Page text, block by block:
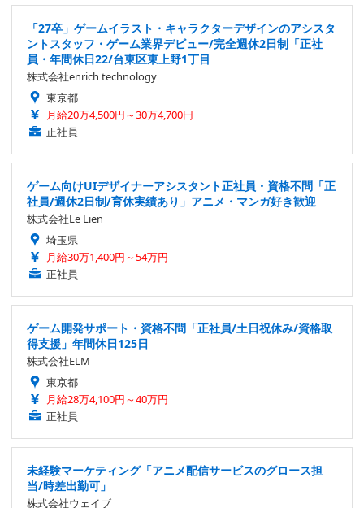
「27卒」ゲームイラスト・キャラクターデザインのアシスタ
ントスタッフ・ゲーム業界デビュー/完全週休2日制「正社
員・年間休日22/台東区東上野1丁目
株式会社enrich technology
東京都
月給20万4,500円～30万4,700円
正社員
ゲーム向けUIデザイナーアシスタント正社員・資格不問「正
社員/週休2日制/育休実績あり」アニメ・マンガ好き歓迎
株式会社Le Lien
埼玉県
月給30万1,400円～54万円
正社員
ゲーム開発サポート・資格不問「正社員/土日祝休み/資格取
得支援」年間休日125日
株式会社ELM
東京都
月給28万4,100円～40万円
正社員
未経験マーケティング「アニメ配信サービスのグロース担
当/時差出勤可」
株式会社ウェイブ